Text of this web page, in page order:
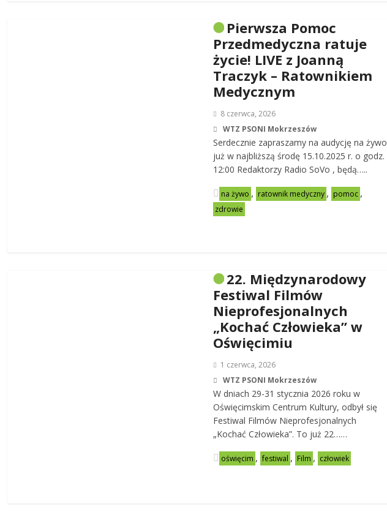
Pierwsza Pomoc
Przedmedyczna ratuje
życie! LIVE z Joanną
Traczyk – Ratownikiem
Medycznym
8 czerwca, 2026
WTZ PSONI Mokrzeszów
Serdecznie zapraszamy na audycję na żywo
już w najbliższą środę 15.10.2025 r. o godz.
12:00 Redaktorzy Radio SoVo , będą…..
na żywo , ratownik medyczny , pomoc ,
zdrowie
22. Międzynarodowy
Festiwal Filmów
Nieprofesjonalnych
„Kochać Człowieka” w
Oświęcimiu
1 czerwca, 2026
WTZ PSONI Mokrzeszów
W dniach 29-31 stycznia 2026 roku w
Oświęcimskim Centrum Kultury, odbył się
Festiwal Filmów Nieprofesjonalnych
„Kochać Człowieka”. To już 22……
oświęcim , festiwal , Film , człowiek